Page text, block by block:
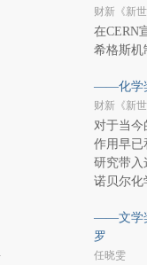
财新《新
在CERN
希格斯机
——化学
财新《新
对于当今
作用早已
研究带入
诺贝尔化
——文学
罗
任晓雯